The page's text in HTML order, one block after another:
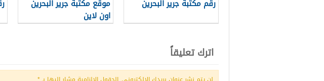
رقم مكتبة جرير البحرين
موقع مكتبة جرير البحرين
اون لاين
اترك تعليقاً